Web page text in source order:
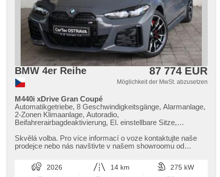
BMW 4er Reihe 87 774 EUR
Möglichkeit der MwSt. abzusetzen
M440i xDrive Gran Coupé
Automatikgetriebe, 8 Geschwindigkeitsgänge, Alarmanlage,
2-Zonen Klimaanlage, Autoradio,
Beifahrerairbagdeaktivierung, El. einstellbare Sitze,
zatmavená zadní skla, el. tažné zařízení, bezklíčové
odemykání, bezklíčové startování, beheizte Sitze,
Skvělá volba. Pro více informací o voze kontaktujte naše
prodejce nebo nás navštivte v našem showroomu od
2026 14 km
275 kW